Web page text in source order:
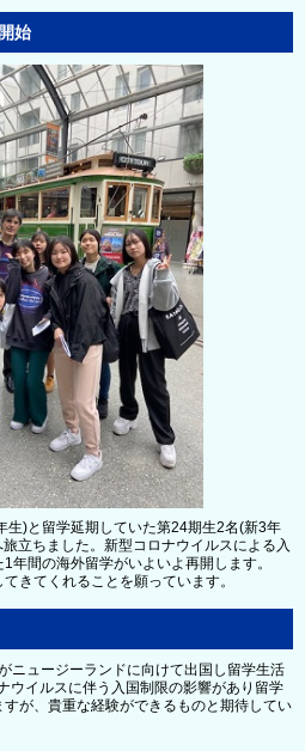
始
)と留学延期していた第24期生2名(新3年
立ちました。新型コロナウイルスによる入
年間の海外留学がいよいよ再開します。
きてくれることを願っています。
ニュージーランドに向けて出国し留学生活
ウイルスに伴う入国制限の影響があり留学
が、貴重な経験ができるものと期待してい